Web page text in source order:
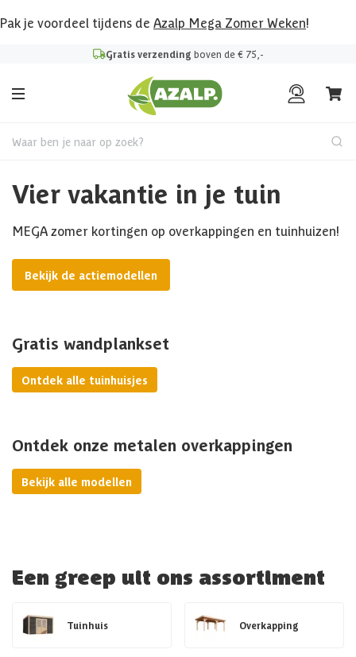
Pak je voordeel tijdens de Azalp Mega Zomer Weken!
Waar ben je naar op zoek?
Vier vakantie in je tuin
MEGA zomer kortingen op overkappingen en tuinhuizen!
Bekijk de actiemodellen
Gratis wandplankset
Ontdek alle tuinhuisjes
Ontdek onze metalen overkappingen
Bekijk alle modellen
Een greep uit ons assortiment
Tuinhuis Overkapping